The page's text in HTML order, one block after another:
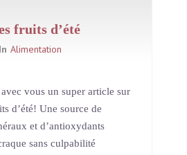
fruits d’été
In Alimentation
vous un super article sur
d’été! Une source de
et d’antioxydants
sans culpabilité